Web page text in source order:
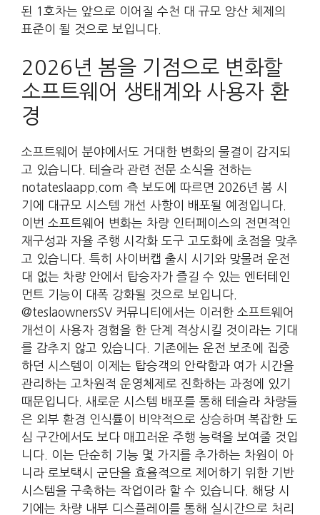
된 1호차는 앞으로 이어질 수천 대 규모 양산 체제의
표준이 될 것으로 보입니다.
2026년 봄을 기점으로 변화할
소프트웨어 생태계와 사용자 환
경
소프트웨어 분야에서도 거대한 변화의 물결이 감지되
고 있습니다. 테슬라 관련 전문 소식을 전하는
notateslaapp.com 측 보도에 따르면 2026년 봄 시
기에 대규모 시스템 개선 사항이 배포될 예정입니다.
이번 소프트웨어 변화는 차량 인터페이스의 전면적인
재구성과 자율 주행 시각화 도구 고도화에 초점을 맞추
고 있습니다. 특히 사이버캡 출시 시기와 맞물려 운전
대 없는 차량 안에서 탑승자가 즐길 수 있는 엔터테인
먼트 기능이 대폭 강화될 것으로 보입니다.
@teslaownersSV 커뮤니티에서는 이러한 소프트웨어
개선이 사용자 경험을 한 단계 격상시킬 것이라는 기대
를 감추지 않고 있습니다. 기존에는 운전 보조에 집중
하던 시스템이 이제는 탑승객의 안락함과 여가 시간을
관리하는 고차원적 운영체제로 진화하는 과정에 있기
때문입니다. 새로운 시스템 배포를 통해 테슬라 차량들
은 외부 환경 인식률이 비약적으로 상승하며 복잡한 도
심 구간에서도 보다 매끄러운 주행 능력을 보여줄 것입
니다. 이는 단순히 기능 몇 가지를 추가하는 차원이 아
니라 로보택시 군단을 효율적으로 제어하기 위한 기반
시스템을 구축하는 작업이라 할 수 있습니다. 해당 시
기에는 차량 내부 디스플레이를 통해 실시간으로 처리